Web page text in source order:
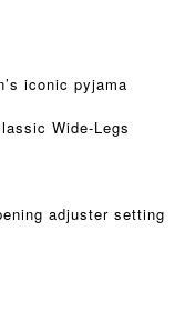
iconic pyjama
Wide-Legs
adjuster setting